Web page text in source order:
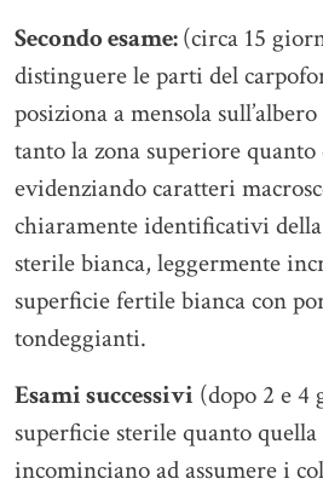
Secondo esame:(circa 15
distinguere le parti del
posiziona a mensola
tanto la zona superiore
evidenziando caratteri
chiaramente identificativi
sterile bianca, leggermente
superficie fertile bianca con
tondeggianti.
Esami successivi (dopo 2 e
superficie sterile quanto
incominciano ad assumere i